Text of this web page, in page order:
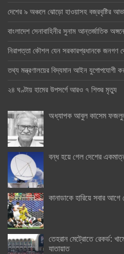
দেশের ৯ অঞ্চলে ঝোড়ো হাওয়াসহ বজ্রবৃষ্টির
বাংলাদেশ সেনাবাহিনীর সুনাম আন্তর্জাতিক
নিরাপত্তা কৌশল যেন সরকারপ্রধানকে জনগণ
তথ্য মন্ত্রণালয়ের বিদ্যমান আইন যুগোপযোগী
২৪ ঘণ্টায় হামের উপসর্গে আরও ৭ শিশুর মৃত্যু
অধ্যাপক আবুল কাসেম
বন্ধ হয়ে গেল দেশের
কানাডাকে হারিয়ে সবার
তেহরান মেট্রোতে রেকর্ড:
যাতায়াত